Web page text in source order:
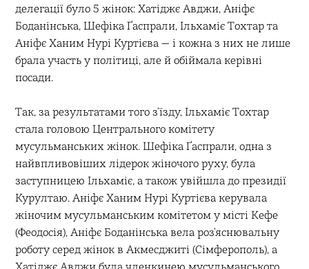
делегації було 5 жінок: Хатіджє Авджи, Аніфє
Боданінська, Шефіка Ґаспрали, Ільхаміє Тохтар та
Аніфє Ханим Нурі Куртієва — і кожна з них не лише
брала участь у політиці, але й обіймала керівні
посади.
Так, за результатами того зʼїзду, Ільхаміє Тохтар
стала головою Центрального комітету
мусульманських жінок. Шефіка Ґаспрали, одна з
найвпливовіших лідерок жіночого руху, була
заступницею Ільхаміє, а також увійшла до президії
Курултаю. Аніфє Ханим Нурі Куртієва керувала
жіночим мусульманським комітетом у місті Кефе
(Феодосія), Аніфє Боданінська вела роз’яснювальну
роботу серед жінок в Акмесджиті (Сімферополь), а